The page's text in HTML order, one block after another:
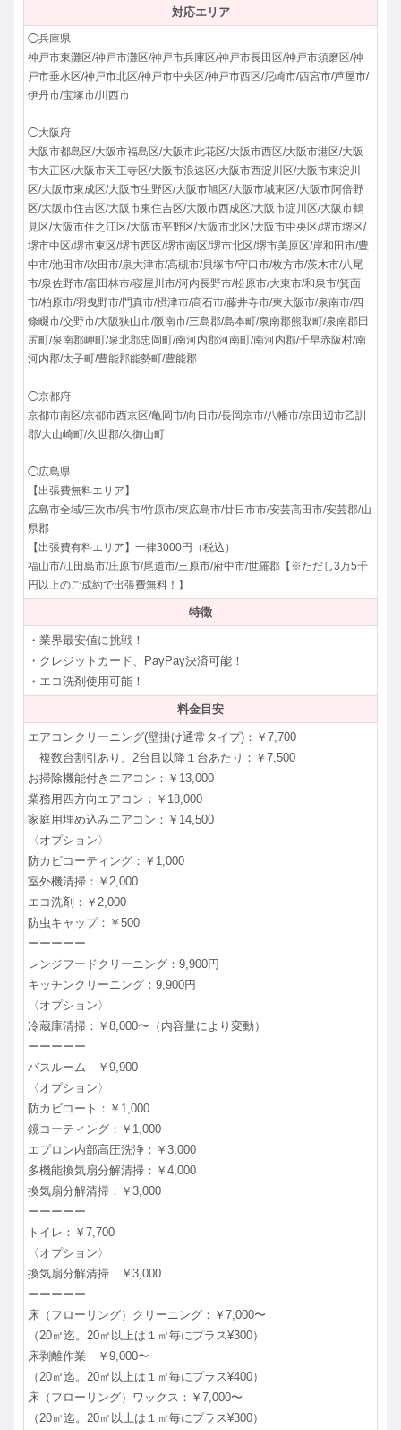
対応エリア
◯兵庫県
神戸市東灘区/神戸市灘区/神戸市兵庫区/神戸市長田区/神戸市須磨区/神
戸市垂水区/神戸市北区/神戸市中央区/神戸市西区/尼崎市/西宮市/芦屋市/
伊丹市/宝塚市/川西市
◯大阪府
大阪市都島区/大阪市福島区/大阪市此花区/大阪市西区/大阪市港区/大阪
市大正区/大阪市天王寺区/大阪市浪速区/大阪市西淀川区/大阪市東淀川
区/大阪市東成区/大阪市生野区/大阪市旭区/大阪市城東区/大阪市阿倍野
区/大阪市住吉区/大阪市東住吉区/大阪市西成区/大阪市淀川区/大阪市鶴
見区/大阪市住之江区/大阪市平野区/大阪市北区/大阪市中央区/堺市堺区/
堺市中区/堺市東区/堺市西区/堺市南区/堺市北区/堺市美原区/岸和田市/豊
中市/池田市/吹田市/泉大津市/高槻市/貝塚市/守口市/枚方市/茨木市/八尾
市/泉佐野市/富田林市/寝屋川市/河内長野市/松原市/大東市/和泉市/箕面
市/柏原市/羽曳野市/門真市/摂津市/高石市/藤井寺市/東大阪市/泉南市/四
條畷市/交野市/大阪狭山市/阪南市/三島郡/島本町/泉南郡熊取町/泉南郡田
尻町/泉南郡岬町/泉北郡忠岡町/南河内郡河南町/南河内郡/千早赤阪村/南
河内郡/太子町/豊能郡能勢町/豊能郡
◯京都府
京都市南区/京都市西京区/亀岡市/向日市/長岡京市/八幡市/京田辺市乙訓
郡/大山崎町/久世郡/久御山町
◯広島県
【出張費無料エリア】
広島市全域/三次市/呉市/竹原市/東広島市/廿日市市/安芸高田市/安芸郡/山
県郡
【出張費有料エリア】一律3000円（税込）
福山市/江田島市/庄原市/尾道市/三原市/府中市/世羅郡【※ただし3万5千
円以上のご成約で出張費無料！】
特徴
・業界最安値に挑戦！
・クレジットカード、PayPay決済可能！
・エコ洗剤使用可能！
料金目安
エアコンクリーニング(壁掛け通常タイプ)：￥7,700
複数台割引あり。2台目以降１台あたり：￥7,500
お掃除機能付きエアコン：￥13,000
業務用四方向エアコン：￥18,000
家庭用埋め込みエアコン：￥14,500
〈オプション〉
防カビコーティング：￥1,000
室外機清掃：￥2,000
エコ洗剤：￥2,000
防虫キャップ：￥500
ーーーーー
レンジフードクリーニング：9,900円
キッチンクリーニング：9,900円
〈オプション〉
冷蔵庫清掃：￥8,000〜（内容量により変動）
ーーーーー
バスルーム ￥9,900
〈オプション〉
防カビコート：￥1,000
鏡コーティング：￥1,000
エプロン内部高圧洗浄：￥3,000
多機能換気扇分解清掃：￥4,000
換気扇分解清掃：￥3,000
ーーーーー
トイレ：￥7,700
〈オプション〉
換気扇分解清掃 ￥3,000
ーーーーー
床（フローリング）クリーニング：￥7,000〜
（20㎡迄。20㎡以上は１㎡毎にプラス¥300）
床剥離作業 ￥9,000〜
（20㎡迄。20㎡以上は１㎡毎にプラス¥400）
床（フローリング）ワックス：￥7,000〜
（20㎡迄。20㎡以上は１㎡毎にプラス¥300）